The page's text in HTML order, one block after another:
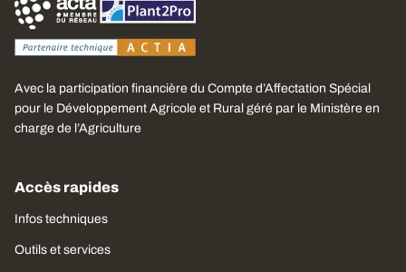
Avec la participation financière du Compte d’Affectation Spécial
pour le Développement Agricole et Rural géré par le Ministère en
charge de l’Agriculture
Accès rapides
Infos techniques
Outils et services